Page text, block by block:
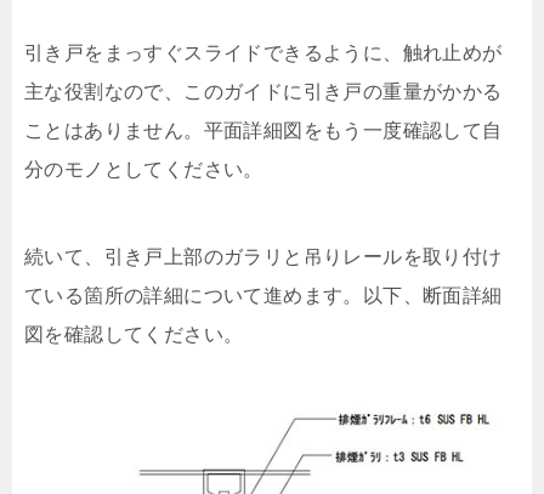
引き戸をまっすぐスライドできるように、触れ止めが
主な役割なので、このガイドに引き戸の重量がかかる
ことはありません。平面詳細図をもう一度確認して自
分のモノとしてください。
続いて、引き戸上部のガラリと吊りレールを取り付け
ている箇所の詳細について進めます。以下、断面詳細
図を確認してください。